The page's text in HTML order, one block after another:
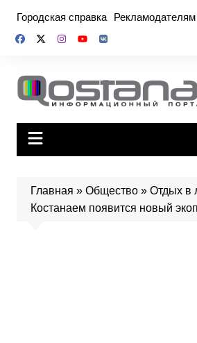
содержимому
Городская справка Рекламодателям
Главная » Общество» Отдых в
Костанаем появится новый